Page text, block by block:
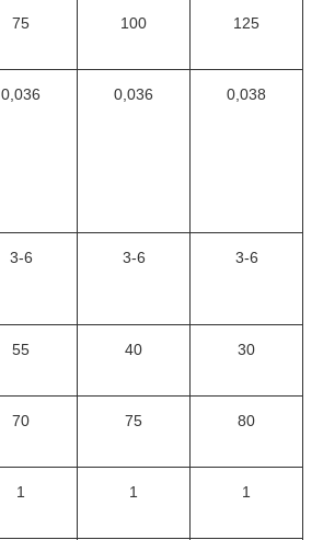
75 100 125
0,036 0,036 0,038
3-6 3-6 3-6
55 40 30
70 75 80
1 1 1